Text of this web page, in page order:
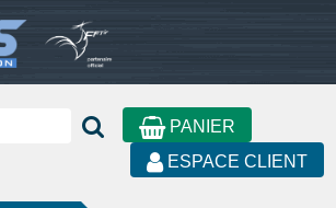
PANIER
ESPACE CLIENT